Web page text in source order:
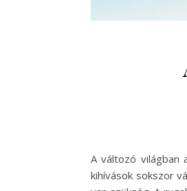
A változó világban
kihívások sokszor